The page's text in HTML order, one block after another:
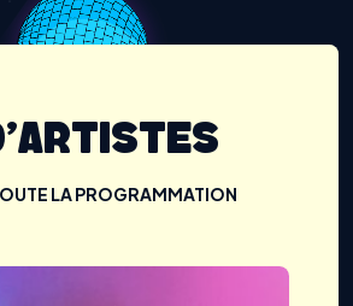
LA PROGRAMMATION